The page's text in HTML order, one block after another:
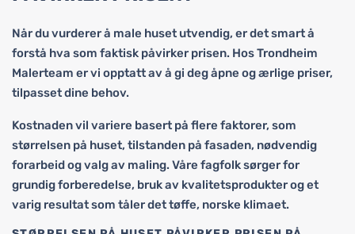
Når du vurderer å male huset utvendig, er det smart å
forstå hva som faktisk påvirker prisen. Hos Trondheim
Malerteam er vi opptatt av å gi deg åpne og ærlige priser,
tilpasset dine behov.
Kostnaden vil variere basert på flere faktorer, som
størrelsen på huset, tilstanden på fasaden, nødvendig
forarbeid og valg av maling. Våre fagfolk sørger for
grundig forberedelse, bruk av kvalitetsprodukter og et
varig resultat som tåler det tøffe, norske klimaet.